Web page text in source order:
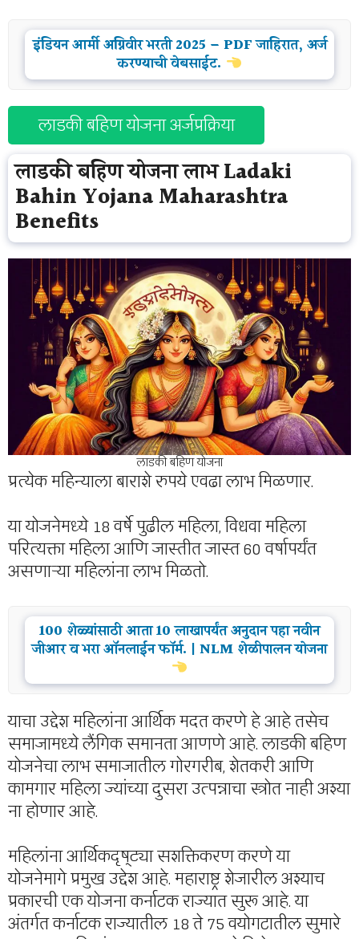
इंडियन आर्मी अग्निवीर भरती 2025 – PDF जाहिरात, अर्ज
करण्याची वेबसाईट.
लाडकी बहिण योजना अर्जप्रक्रिया
लाडकी बहिण योजना लाभ Ladaki
Bahin Yojana Maharashtra
Benefits
लाडकी बहिण योजना
प्रत्येक महिन्याला बाराशे रुपये एवढा लाभ मिळणार.
या योजनेमध्ये 18 वर्षे पुढील महिला, विधवा महिला
परित्यक्ता महिला आणि जास्तीत जास्त 60 वर्षापर्यंत
असणाऱ्या महिलांना लाभ मिळतो.
100 शेळ्यांसाठी आता 10 लाखापर्यंत अनुदान पहा नवीन
जीआर व भरा ऑनलाईन फॉर्म. | NLM शेळीपालन योजना
याचा उद्देश महिलांना आर्थिक मदत करणे हे आहे तसेच
समाजामध्ये लैंगिक समानता आणणे आहे. लाडकी बहिण
योजनेचा लाभ समाजातील गोरगरीब, शेतकरी आणि
कामगार महिला ज्यांच्या दुसरा उत्पन्नाचा स्त्रोत नाही अश्या
ना होणार आहे.
महिलांना आर्थिकदृष्ट्या सशक्तिकरण करणे या
योजनेमागे प्रमुख उद्देश आहे. महाराष्ट्र शेजारील अश्याच
प्रकारची एक योजना कर्नाटक राज्यात सुरू आहे. या
अंतर्गत कर्नाटक राज्यातील 18 ते 75 वयोगटातील सुमारे